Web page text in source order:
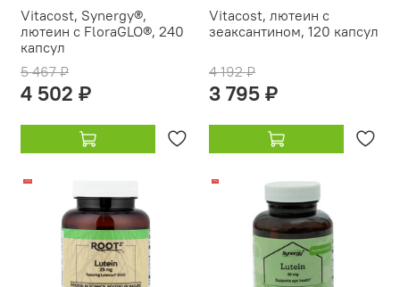
Vitacost, Synergy®,
лютеин с FloraGLO®, 240
капсул
5 467 ₽
4 502 ₽
Vitacost, лютеин с
зеаксантином, 120 капсул
4 192 ₽
3 795 ₽
-22% -11%